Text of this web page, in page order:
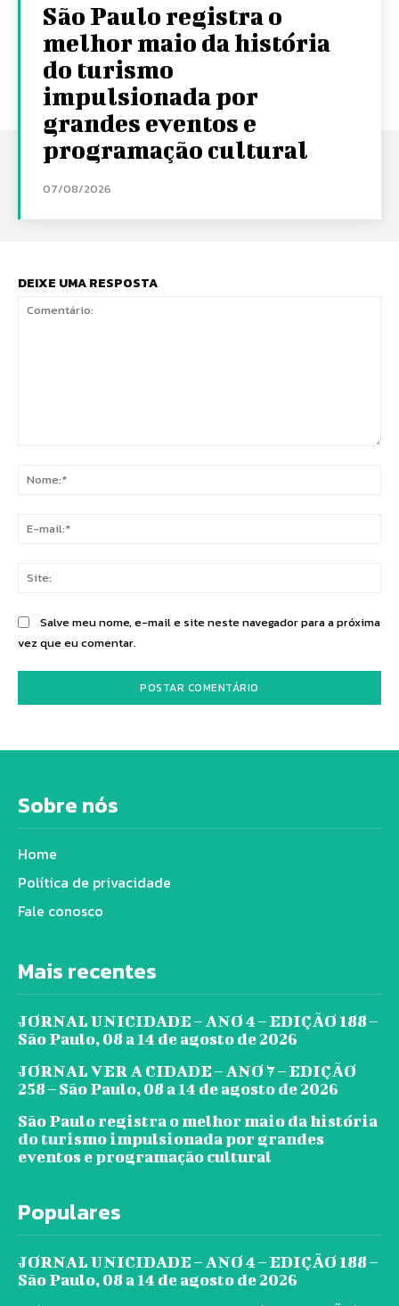
São Paulo registra o
melhor maio da história
do turismo
impulsionada por
grandes eventos e
programação cultural
07/08/2026
DEIXE UMA RESPOSTA
Salve meu nome, e-mail e site neste navegador para a próxima
vez que eu comentar.
Sobre nós
Home
Política de privacidade
Fale conosco
Mais recentes
JORNAL UNICIDADE – ANO 4 – EDIÇÃO 188 –
São Paulo, 08 a 14 de agosto de 2026
JORNAL VER A CIDADE – ANO 7 – EDIÇÃO
258 – São Paulo, 08 a 14 de agosto de 2026
São Paulo registra o melhor maio da história
do turismo impulsionada por grandes
eventos e programação cultural
Populares
JORNAL UNICIDADE – ANO 4 – EDIÇÃO 188 –
São Paulo, 08 a 14 de agosto de 2026